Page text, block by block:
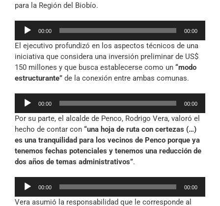
para la Región del Biobío.
Reproductor
audio
00:00 00:00
El ejecutivo profundizó en los aspectos técnicos de una
iniciativa que considera una inversión preliminar de US$
150 millones y que busca establecerse como un “modo
estructurante” de la conexión entre ambas comunas.
Reproductor
audio
00:00 00:00
Por su parte, el alcalde de Penco, Rodrigo Vera, valoró el
hecho de contar con “una hoja de ruta con certezas (…)
es una tranquilidad para los vecinos de Penco porque ya
tenemos fechas potenciales y tenemos una reducción de
dos años de temas administrativos”.
Reproductor
audio
00:00 00:00
Vera asumió la responsabilidad que le corresponde al